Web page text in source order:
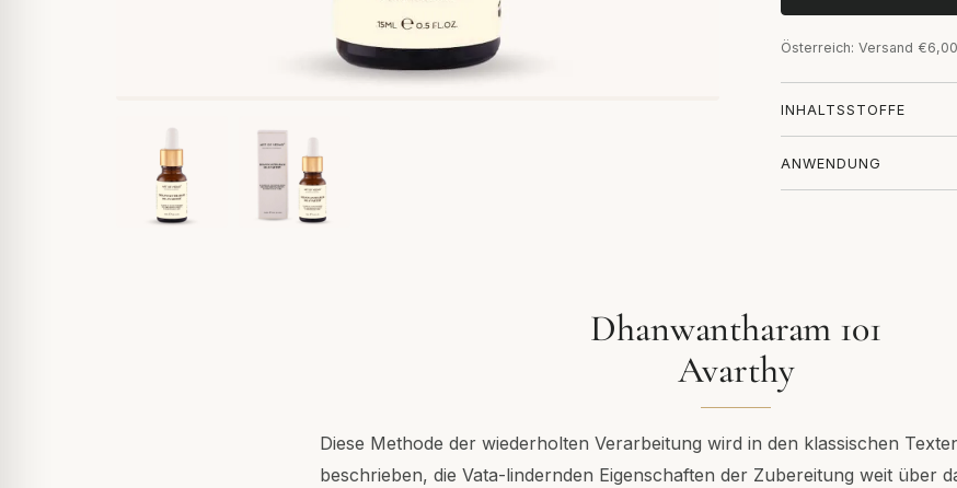
Österreich: Versand
INHALTSSTOFFE
ANWENDUNG
Dhanwantharam 101
Avarthy
Diese Methode der wiederholten Verarbeitung wird in den klassischen
beschrieben, die Vata-lindernden Eigenschaften der Zubereitung weit über